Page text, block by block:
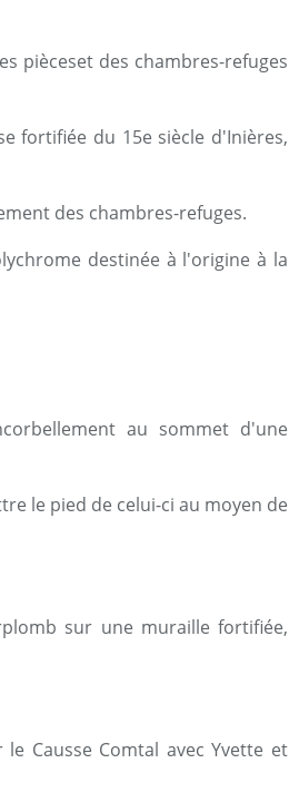
pièceset des chambres-refuges
fortifiée du 15e siècle d'Inières,
des chambres-refuges.
destinée à l'origine à la
au sommet d'une
le pied de celui-ci au moyen de
sur une muraille fortifiée,
Causse Comtal avec Yvette et